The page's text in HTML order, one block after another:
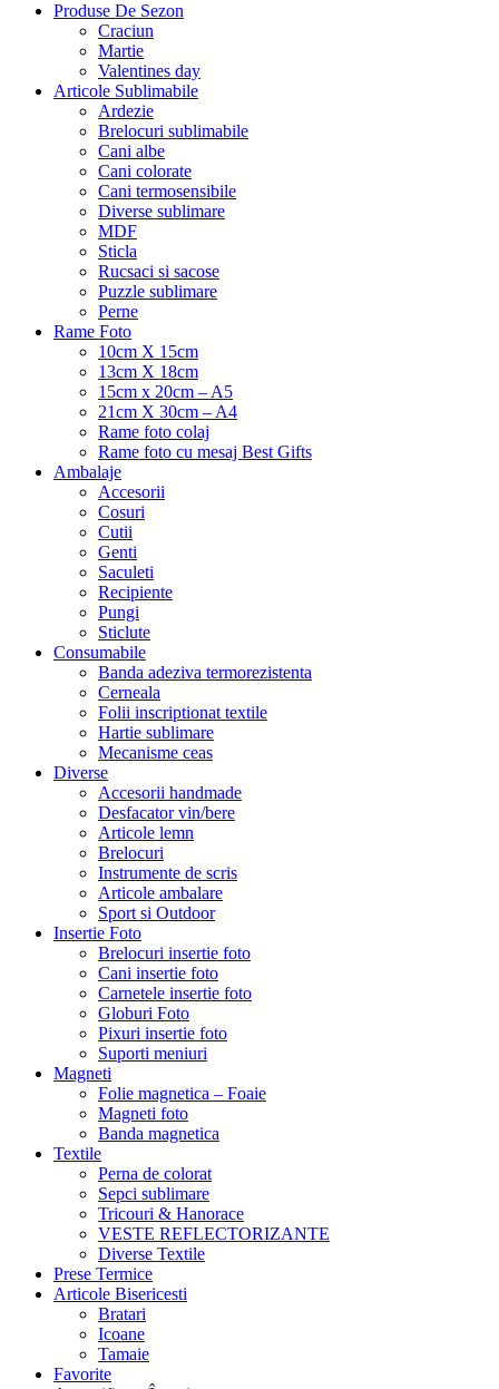
Produse De Sezon
Craciun
Martie
Valentines day
Articole Sublimabile
Ardezie
Brelocuri sublimabile
Cani albe
Cani colorate
Cani termosensibile
Diverse sublimare
MDF
Sticla
Rucsaci si sacose
Puzzle sublimare
Perne
Rame Foto
10cm X 15cm
13cm X 18cm
15cm x 20cm – A5
21cm X 30cm – A4
Rame foto colaj
Rame foto cu mesaj Best Gifts
Ambalaje
Accesorii
Cosuri
Cutii
Genti
Saculeti
Recipiente
Pungi
Sticlute
Consumabile
Banda adeziva termorezistenta
Cerneala
Folii inscriptionat textile
Hartie sublimare
Mecanisme ceas
Diverse
Accesorii handmade
Desfacator vin/bere
Articole lemn
Brelocuri
Instrumente de scris
Articole ambalare
Sport si Outdoor
Insertie Foto
Brelocuri insertie foto
Cani insertie foto
Carnetele insertie foto
Globuri Foto
Pixuri insertie foto
Suporti meniuri
Magneti
Folie magnetica – Foaie
Magneti foto
Banda magnetica
Textile
Perna de colorat
Sepci sublimare
Tricouri & Hanorace
VESTE REFLECTORIZANTE
Diverse Textile
Prese Termice
Articole Bisericesti
Bratari
Icoane
Tamaie
Favorite